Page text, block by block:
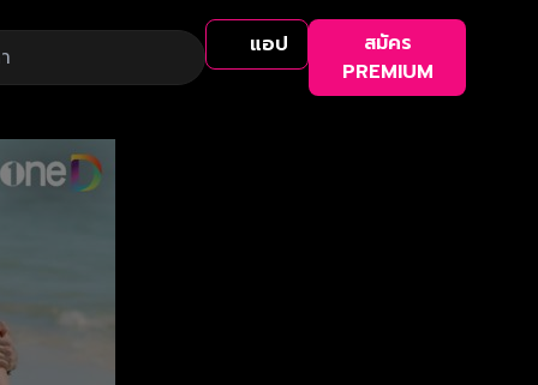
แอป
สมัคร
PREMIUM